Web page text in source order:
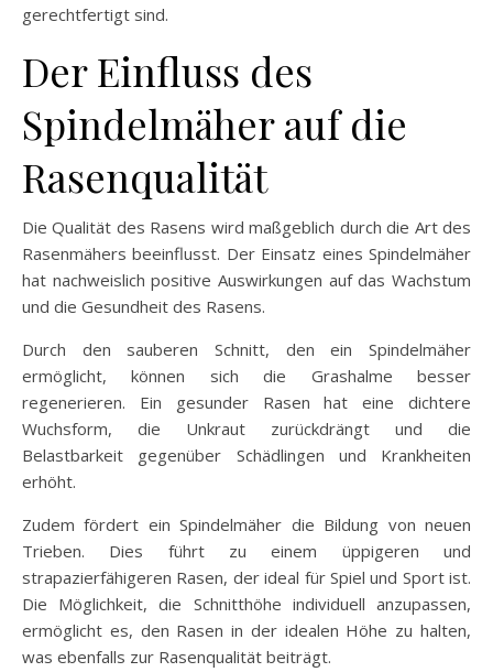
gerechtfertigt sind.
Der Einfluss des
Spindelmäher auf die
Rasenqualität
Die Qualität des Rasens wird maßgeblich durch die Art des
Rasenmähers beeinflusst. Der Einsatz eines Spindelmäher
hat nachweislich positive Auswirkungen auf das Wachstum
und die Gesundheit des Rasens.
Durch den sauberen Schnitt, den ein Spindelmäher
ermöglicht, können sich die Grashalme besser
regenerieren. Ein gesunder Rasen hat eine dichtere
Wuchsform, die Unkraut zurückdrängt und die
Belastbarkeit gegenüber Schädlingen und Krankheiten
erhöht.
Zudem fördert ein Spindelmäher die Bildung von neuen
Trieben. Dies führt zu einem üppigeren und
strapazierfähigeren Rasen, der ideal für Spiel und Sport ist.
Die Möglichkeit, die Schnitthöhe individuell anzupassen,
ermöglicht es, den Rasen in der idealen Höhe zu halten,
was ebenfalls zur Rasenqualität beiträgt.